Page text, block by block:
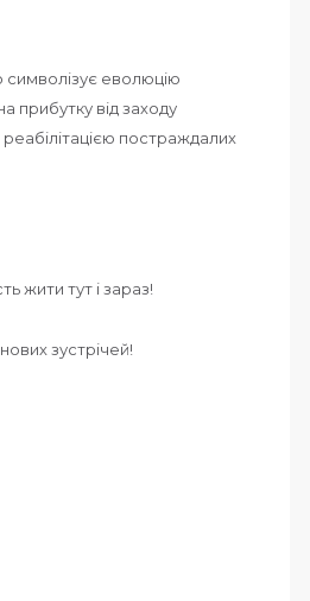
символізує еволюцію
прибутку від заходу
постраждалих
жити тут і зараз!
зустрічей!